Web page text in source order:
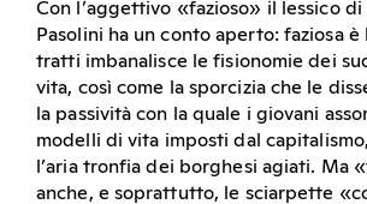
Con l’aggettivo «fazioso» il lessico di
Pasolini ha un conto aperto: faziosa è
tratti imbanalisce le fisionomie dei
vita, così come la sporcizia che le
la passività con la quale i giovani
modelli di vita imposti dal
l’aria tronfia dei borghesi agiati. Ma
anche, e soprattutto, le sciarpette